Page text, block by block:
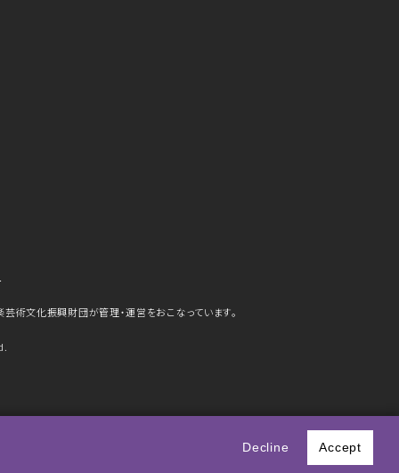
術文化振興財団が管理・運営をおこなっています。
Decline Accept